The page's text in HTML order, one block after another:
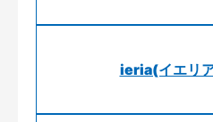
ieria(イエリ